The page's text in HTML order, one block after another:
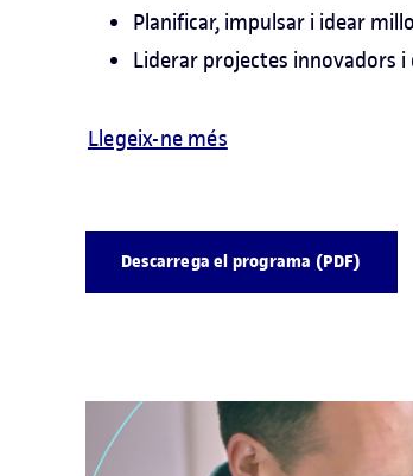
Planificar, impulsar i idear
Liderar projectes innovadors i
Llegeix-ne més
Descarrega el programa (PDF)